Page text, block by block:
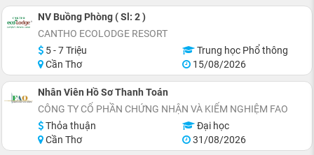
NV Buồng Phòng ( Sl: 2 )
CANTHO ECOLODGE RESORT
5 - 7 Triệu
Trung học Phổ thông
Cần Thơ
15/08/2026
Nhân Viên Hồ Sơ Thanh Toán
CÔNG TY CỔ PHẦN CHỨNG NHẬN VÀ KIỂM NGHIỆM FAO
Thỏa thuận
Đại học
Cần Thơ
31/08/2026